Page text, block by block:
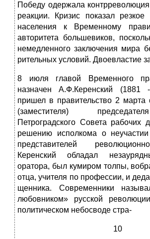
Победу одер­жала
реакции. Кризис по­казал
населения к Временному
авторитета большевиков,
немедленного заключения мира
рительных условий. Двоевластие
8 июля главой Временного
назначен А.Ф.Керенский (1881
пришел в правитель­ство 2 марта
(заместителя)
Петроградского Совета рабочих
решению исполкома о
представите­лей
Керенский обладал
оратора, был кумиром толпы,
отца, учителя по профессии, и
щенника. Современники
любовником» русской
политическом небосводе стра-
10